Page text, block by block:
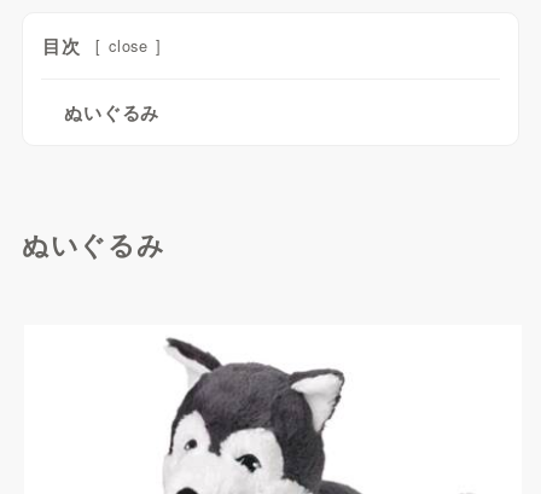
目次 [ close ]
ぬいぐるみ
ぬいぐるみ